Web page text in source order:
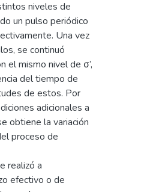
niveles de
un pulso periódico
Una vez
se continuó
el mismo nivel de σ’,
del tiempo de
de estos. Por
adicionales a
obtiene la variación
proceso de
realizó a
efectivo o de